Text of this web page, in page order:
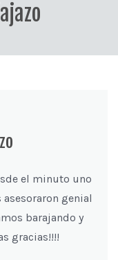
el minuto uno
genial
barajando y
gracias!!!!